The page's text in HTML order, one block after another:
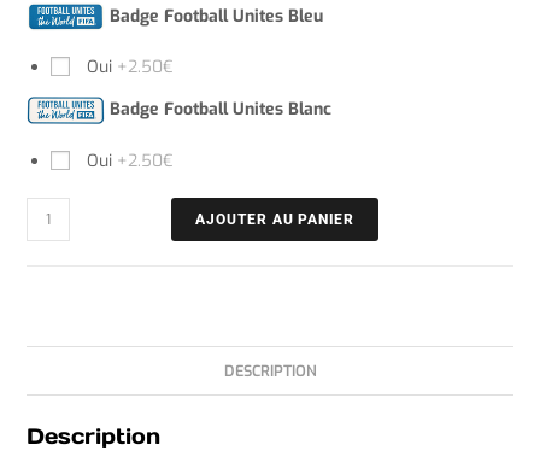
Badge Football Unites Bleu
Oui +2.50€
Badge Football Unites Blanc
Oui +2.50€
AJOUTER AU PANIER
DESCRIPTION
Description